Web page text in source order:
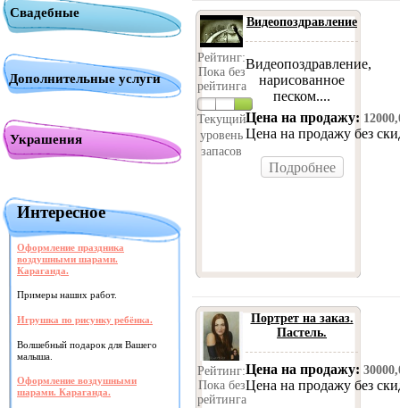
Свадебные
Дополнительные услуги
Украшения
Интересное
Оформление праздника
воздушными шарами.
Караганда.
Примеры наших работ.
Игрушка по рисунку ребёнка.
Волшебный подарок для Вашего
малыша.
Оформление воздушными
шарами. Караганда.
Рейтинг:
Пока без
рейтинга
Текущий
уровень
запасов
Видеопоздравление
Видеопоздравление,
нарисованное
песком....
Цена на продажу:
Цена на продажу без
Подробнее
Рейтинг:
Пока без
рейтинга
Портрет на заказ.
Пастель.
Цена на продажу:
Цена на продажу без